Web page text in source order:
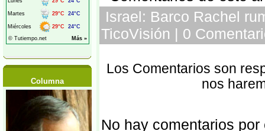
Columna
Israel: Barco Rachel
TicoVisión | 0
Los Comentarios son
nos
No hay comentarios por